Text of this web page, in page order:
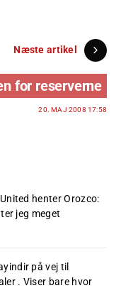
Næste artikel
for reserverne
20. MAJ 2008 17:58
henter Orozco:
jeg meget
på vej til
. Viser bare hvor